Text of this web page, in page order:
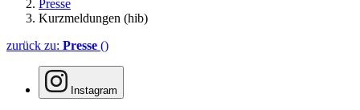
Presse
Kurzmeldungen (hib)
zurück zu: Presse ()
Instagram